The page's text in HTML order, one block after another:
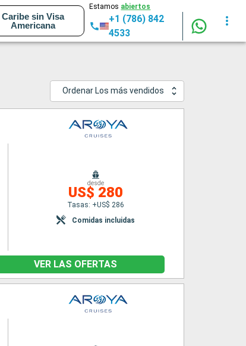
Caribe sin Visa
Americana
Estamos abiertos
+1 (786) 842
4533
Ordenar Los más vendidos
desde
US$ 280
Tasas: +US$ 286
Comidas incluidas
VER LAS OFERTAS